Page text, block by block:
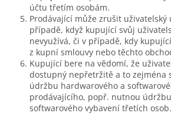
účtu třetím osobám.
Prodávající může zrušit uživatelský
případě, když kupující svůj
nevyužívá, či v případě, kdy
z kupní smlouvy nebo těchto
Kupující bere na vědomí, že
dostupný nepřetržitě a to zejména
údržbu hardwarového a
prodávajícího, popř. nutnou
softwarového vybavení třetích osob.